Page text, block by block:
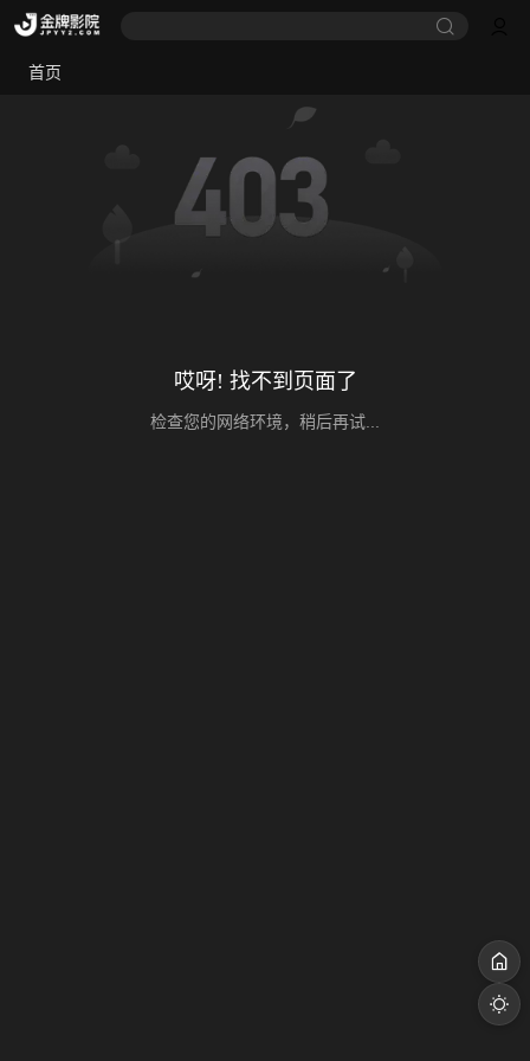
首页
哎呀! 找不到页面了
检查您的网络环境，稍后再试...